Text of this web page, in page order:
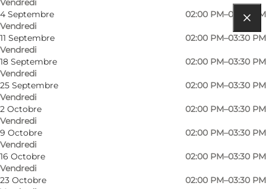
Vendredi
4 Septembre
Vendredi
02:00 PM–03:30 PM
11 Septembre
Vendredi
02:00 PM–03:30 PM
18 Septembre
Vendredi
02:00 PM–03:30 PM
25 Septembre
Vendredi
02:00 PM–03:30 PM
2 Octobre
Vendredi
02:00 PM–03:30 PM
9 Octobre
Vendredi
02:00 PM–03:30 PM
16 Octobre
Vendredi
02:00 PM–03:30 PM
23 Octobre
02:00 PM–03:30 PM
Comment s’y rendre
Hovej 13, Ho
6857 Blåvand